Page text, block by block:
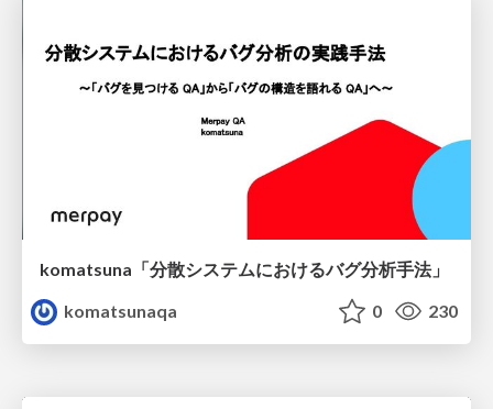
komatsuna「分散システムにおけるバグ分析手法」
komatsunaqa
0 230